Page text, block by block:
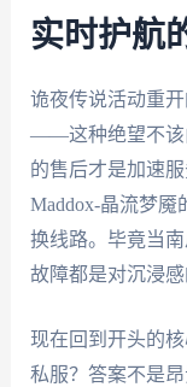
实时护航
诡夜传说活动重
——这种绝望不该
的售后才是加速
Maddox-晶流梦
换线路。毕竟当
故障都是对沉浸感
现在回到开头的
私服？答案不是